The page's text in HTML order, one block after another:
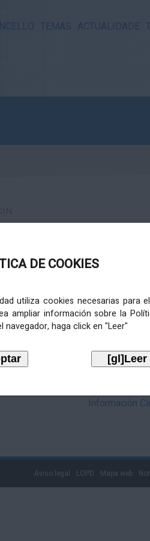
TEMAS ACTUALIDADE
DE COOKIES
utiliza cookies necesarias
ampliar información sobre la
navegador, haga click en "Leer"
Cl@ve. Pulse no logotipo
Información
Aviso legal LOPD Mapa web